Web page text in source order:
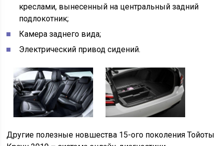
креслами, вынесенный на центральный задний
подлокотник;
Камера заднего вида;
Электрический привод сидений.
Другие полезные новшества 15-ого поколения Тойоты